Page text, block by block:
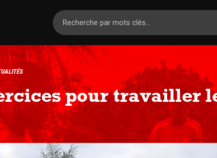
pour travailler